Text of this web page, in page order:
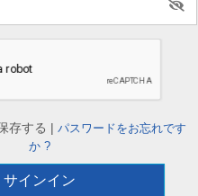
存する |パスワードをお忘れです
か ?